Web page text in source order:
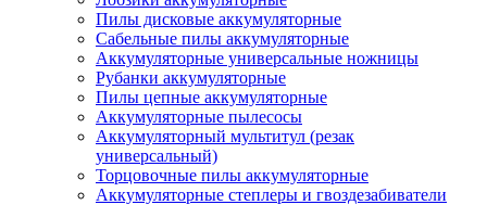
Пилы дисковые аккумуляторные
Сабельные пилы аккумуляторные
Аккумуляторные универсальные ножницы
Рубанки аккумуляторные
Пилы цепные аккумуляторные
Аккумуляторные пылесосы
Аккумуляторный мультитул (резак
универсальный)
Торцовочные пилы аккумуляторные
Аккумуляторные степлеры и гвоздезабиватели